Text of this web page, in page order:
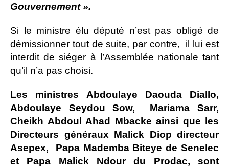
Gouvernement ».
Si le ministre élu député n’est pas obligé de
démissionner tout de suite, par contre, il lui est
interdit de siéger à l’Assemblée nationale tant
qu’il n’a pas choisi.
Les ministres Abdoulaye Daouda Diallo,
Abdoulaye Seydou Sow, Mariama Sarr,
Cheikh Abdoul Ahad Mbacke ainsi que les
Directeurs généraux Malick Diop directeur
Asepex, Papa Mademba Biteye de Senelec
et Papa Malick Ndour du Prodac, sont